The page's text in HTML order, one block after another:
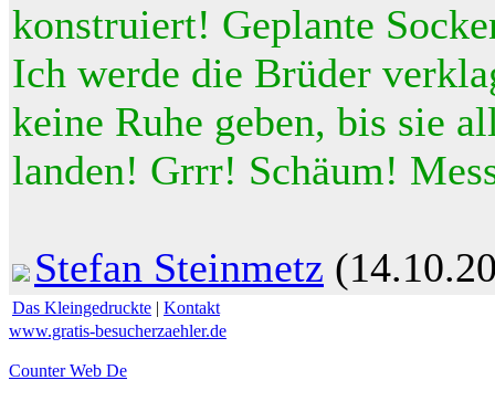
konstruiert! Geplante
Ich werde die Brüder
keine Ruhe geben, bis sie
landen! Grrr! Schäum!
Stefan Steinmetz
Das Kleingedruckte | Kontakt
www.gratis-besucherzaehler.de
Counter Web De